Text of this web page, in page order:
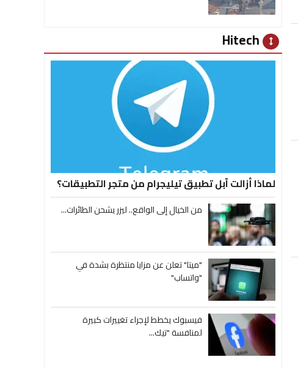
height
لماذا أزالت آبل تطبيق تيليجرام من متجر التطبيقات؟
من الخيال إلى الواقع.. ليزر يشحن الطائرات...
"ميتا" تعلن عن مزايا منتظرة بشدة في
"واتساب"
فيسبوك يخطط لإجراء تغييرات كبيرة
لمنافسة "تيك...